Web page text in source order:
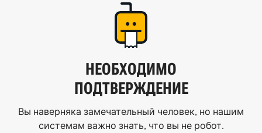
НЕОБХОДИМО
ПОДТВЕРЖДЕНИЕ
Вы наверняка замечательный человек, но нашим
системам важно знать, что вы не робот.